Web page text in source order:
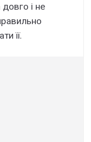
і не
її.